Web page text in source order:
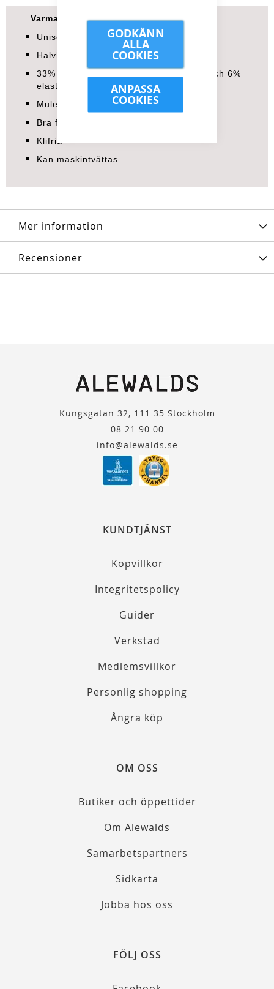
GODKÄNN
ALLA
COOKIES
ANPASSA
COOKIES
Varma ullsockor
Unisexmodell
Halvhöga
33% ull, 33% polyester, 28% polyamid och 6%
elastan
Mulesingfri ull
Bra fukttransporterande egenskaper
Klifria
Kan maskintvättas
Mer information
Recensioner
Kungsgatan 32, 111 35 Stockholm
08 21 90 00
info@alewalds.se
KUNDTJÄNST
Köpvillkor
Integritetspolicy
Guider
Verkstad
Medlemsvillkor
Personlig shopping
Ångra köp
OM OSS
Butiker och öppettider
Om Alewalds
Samarbetspartners
Sidkarta
Jobba hos oss
FÖLJ OSS